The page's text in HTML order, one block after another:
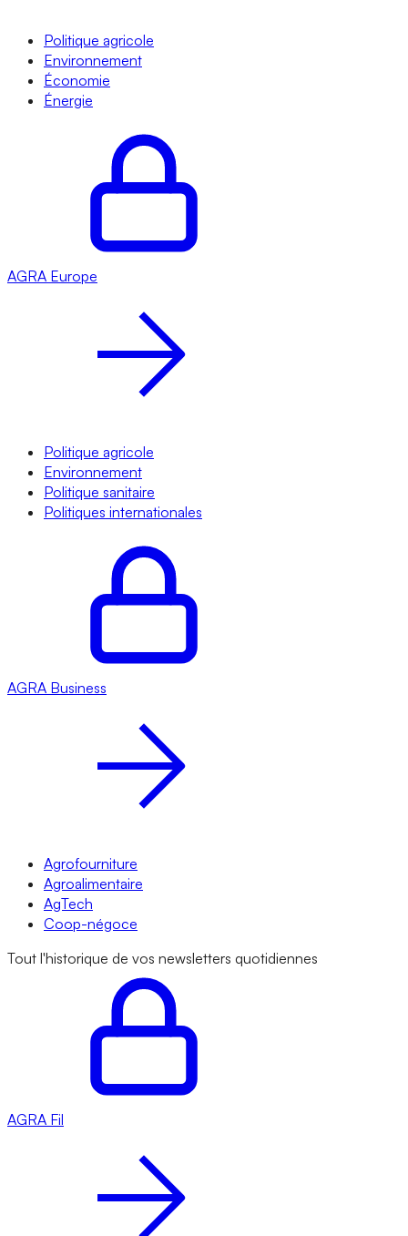
Politique agricole
Environnement
Économie
Énergie
AGRA Europe
Politique agricole
Environnement
Politique sanitaire
Politiques internationales
AGRA Business
Agrofourniture
Agroalimentaire
AgTech
Coop-négoce
Tout l'historique de vos newsletters quotidiennes
AGRA Fil